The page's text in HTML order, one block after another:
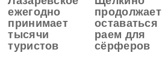
ежегодно
принимает
тысячи
туристов
продолжает
оставаться
раем для
сёрферов